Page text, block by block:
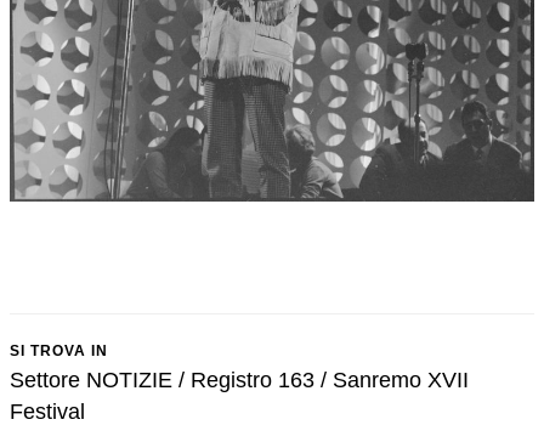
SI TROVA IN
Settore NOTIZIE / Registro 163 / Sanremo XVII
Festival